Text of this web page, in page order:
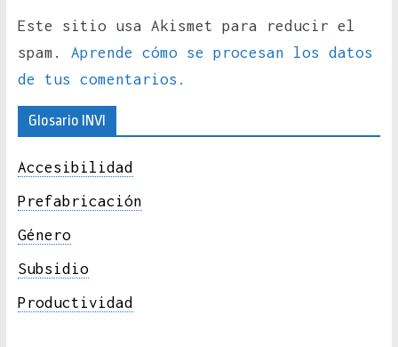
Este sitio usa Akismet para reducir el
spam. Aprende cómo se procesan los datos
de tus comentarios.
Glosario INVI
Accesibilidad
Prefabricación
Género
Subsidio
Productividad